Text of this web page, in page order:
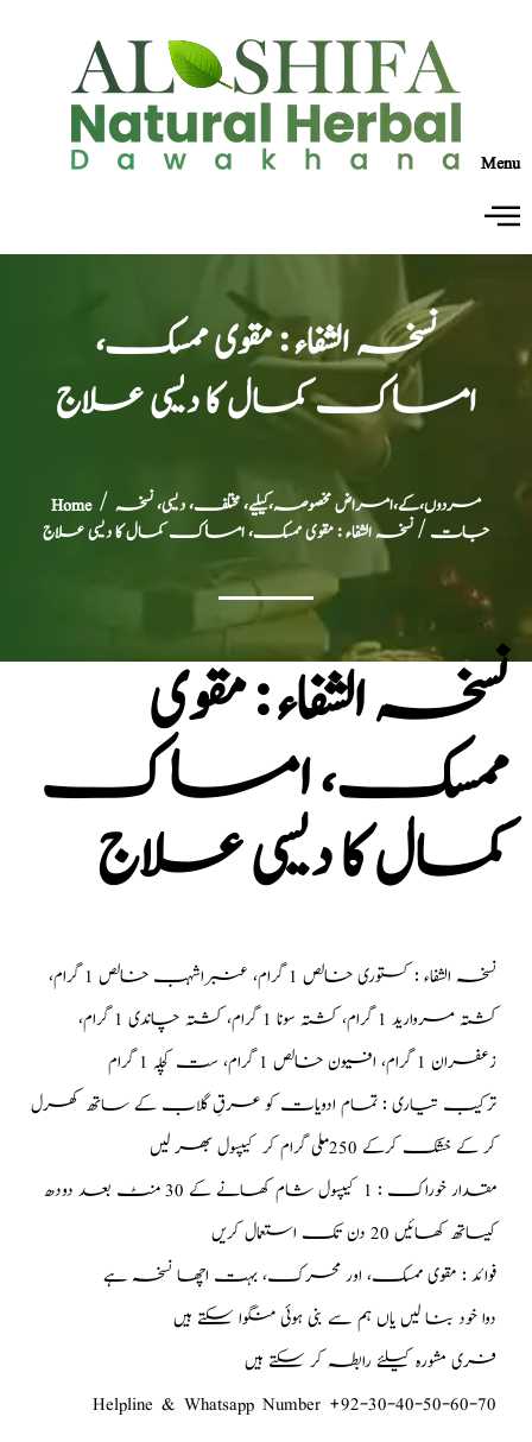
Menu
نسخہ الشفاء : مقوی ممسک،
امساک کمال کا دیسی علاج
Home/ مردوں،کے،امراض مخصوصہ،کیلیے، مختلف، دیسی، نسخہ
جات / نسخہ الشفاء : مقوی ممسک، امساک کمال کا دیسی علاج
نسخہ الشفاء : مقوی
ممسک، امساک
کمال کا دیسی علاج
نسخہ الشفاء : کستوری خالص 1 گرام، عنبراشہب خالص 1 گرام،
کشتہ مروارید 1 گرام، کشتہ سونا 1 گرام، کشتہ چاندی 1 گرام،
زعفران 1 گرام، افیون خالص 1 گرام، ست کچلہ 1 گرام
ترکیب تیاری : تمام ادویات کو عرقِ گلاب کے ساتھ کھرل
کر کے خشک کرکے 250 ملی گرام کر کیپسول بھر لیں
مقدار خوراک : 1 کیپسول شام کھانے کے 30 منٹ بعد دودھ
کیساتھ کھائیں 20 دن تک استعمال کریں
فوائد : مقوی ممسک، اور محرک، بہت اچھا نسخہ ہے
دوا خود بنا لیں یاں ہم سے بنی ہوئی منگوا سکتے ہیں
فری مشورہ کیلئے رابطہ کر سکتے ہیں
Helpline & Whatsapp Number +92-30-40-50-60-70